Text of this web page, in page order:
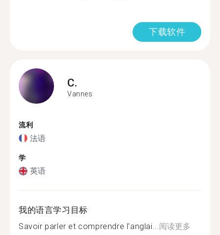
下载软件
C.
Vannes
流利
法语
学
英语
我的语言学习目标
Savoir parler et comprendre l'anglai...阅读更多